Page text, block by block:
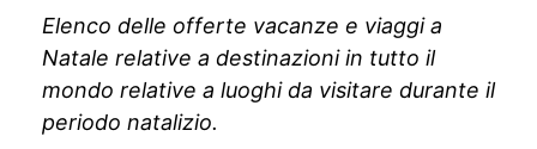
Elenco delle offerte vacanze e viaggi a
Natale relative a destinazioni in tutto il
mondo relative a luoghi da visitare durante il
periodo natalizio.